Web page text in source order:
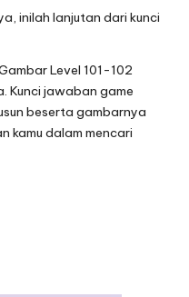
inilah lanjutan dari kunci
Level 101-102
Kunci jawaban game
beserta gambarnya
kamu dalam mencari